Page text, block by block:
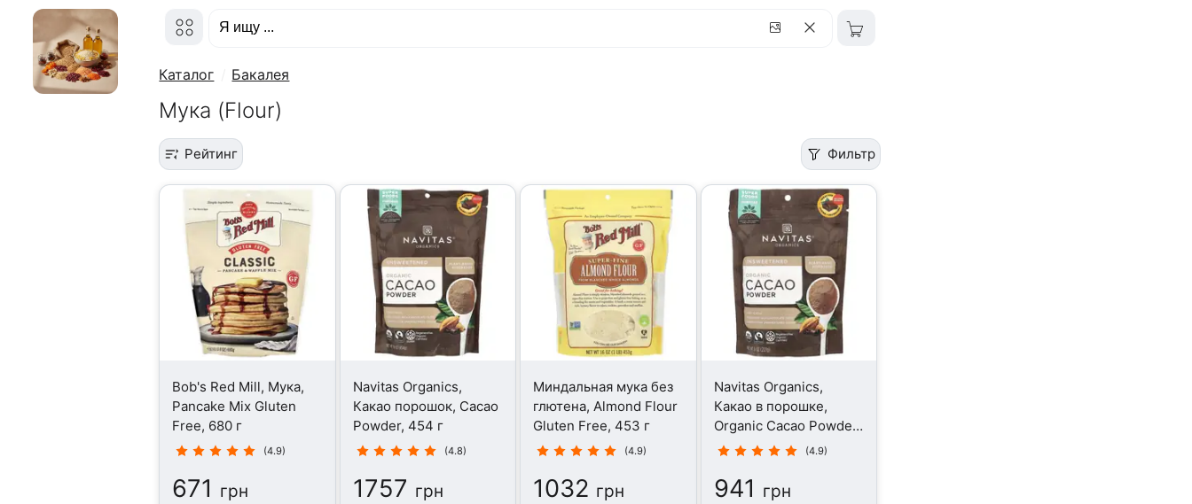
Каталог Бакалея
Мука (Flour)
Рейтинг Фильтр
Bob's Red Mill, Мука,
Pancake Mix Gluten
Free, 680 г
(4.9)
671 грн
Navitas Organics,
Какао порошок, Cacao
Powder, 454 г
(4.8)
1757 грн
Миндальная мука без
глютена, Almond Flour
Gluten Free, 453 г
(4.9)
1032 грн
Navitas Organics,
Какао в порошке,
Organic Cacao Powder,
227 г
(4.9)
941 грн